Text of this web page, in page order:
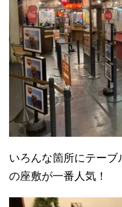
いろんな箇所にテーブ
の座敷が一番人気！